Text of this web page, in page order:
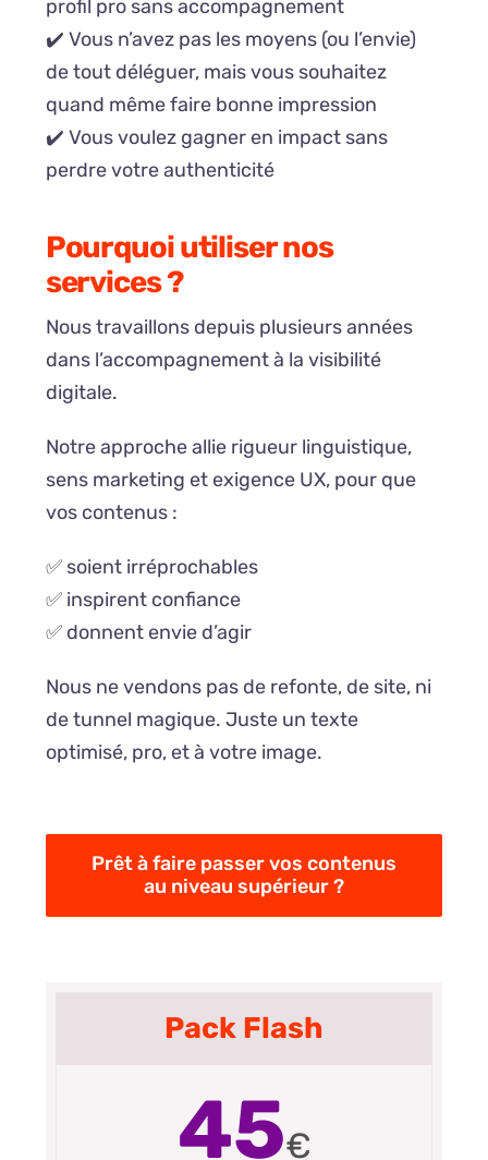
profil pro sans accompagnement
✔️ Vous n’avez pas les moyens (ou l’envie)
de tout déléguer, mais vous souhaitez
quand même faire bonne impression
✔️ Vous voulez gagner en impact sans
perdre votre authenticité
Pourquoi utiliser nos
services ?
Nous travaillons depuis plusieurs années
dans l’accompagnement à la visibilité
digitale.
Notre approche allie rigueur linguistique,
sens marketing et exigence UX, pour que
vos contenus :
✅ soient irréprochables
✅ inspirent confiance
✅ donnent envie d’agir
Nous ne vendons pas de refonte, de site, ni
de tunnel magique. Juste un texte
optimisé, pro, et à votre image.
Prêt à faire passer vos contenus
au niveau supérieur ?
Pack Flash
45€